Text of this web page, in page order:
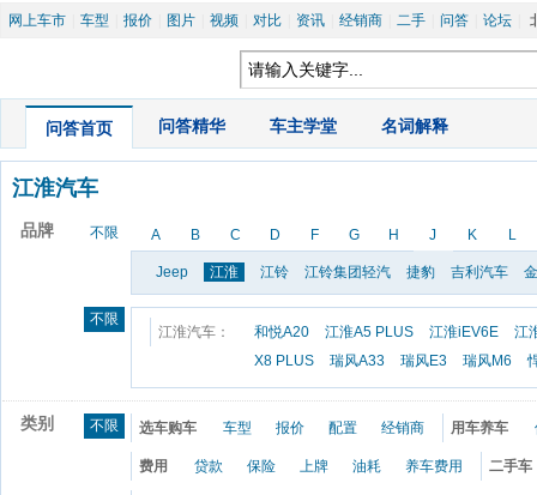
网上车市 车型 报价 图片 视频 对比 资讯 经销商 二手 问答 论坛
问答首页 问答精华 车主学堂 名词解释
江淮汽车
品牌 不限 A B C D F G H J K L
Jeep 江淮 江铃 江铃集团轻汽 捷豹 吉利汽车
不限
江淮汽车： 和悦A20 江淮A5 PLUS 江淮iEV6E
江
X8 PLUS
瑞风A33 瑞风E3 瑞风M6
类别 不限 选车购车 车型 报价 配置 经销商 用车养车
费用 贷款 保险 上牌 油耗 养车费用 二手车